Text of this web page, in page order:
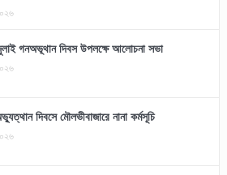
গনঅভূথান দিবস উপলক্ষে আলোচনা সভা
দিবসে মৌলভীবাজারে নানা কর্মসূচি